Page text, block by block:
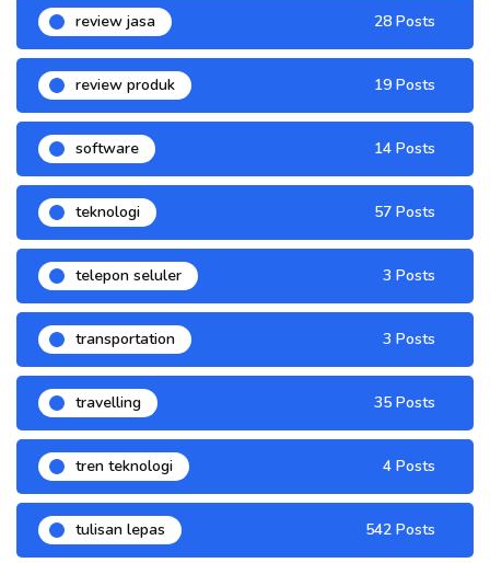
review jasa 28 Posts
review produk 19 Posts
software 14 Posts
teknologi 57 Posts
telepon seluler 3 Posts
transportation 3 Posts
travelling 35 Posts
tren teknologi 4 Posts
tulisan lepas 542 Posts